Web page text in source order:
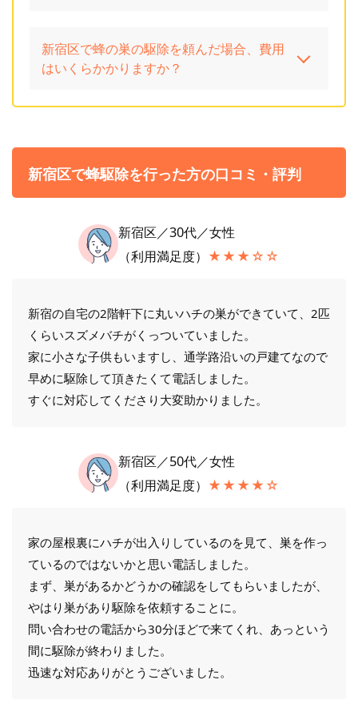
新宿区で蜂の巣の駆除を頼んだ場合、費用
はいくらかかりますか？
新宿区で蜂駆除を行った方の口コミ・評判
新宿区／30代／女性
（利用満足度） ★★★☆☆
新宿の自宅の2階軒下に丸いハチの巣ができていて、2匹
くらいスズメバチがくっついていました。
家に小さな子供もいますし、通学路沿いの戸建てなので
早めに駆除して頂きたくて電話しました。
すぐに対応してくださり大変助かりました。
新宿区／50代／女性
（利用満足度） ★★★★☆
家の屋根裏にハチが出入りしているのを見て、巣を作っ
ているのではないかと思い電話しました。
まず、巣があるかどうかの確認をしてもらいましたが、
やはり巣があり駆除を依頼することに。
問い合わせの電話から30分ほどで来てくれ、あっという
間に駆除が終わりました。
迅速な対応ありがとうございました。